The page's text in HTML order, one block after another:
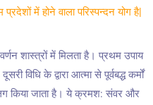
में होने वाला परिस्पन्दन योग है|
शास्त्रों में मिलता है। प्रथम उपाय
विधि के द्वारा आत्मा से पूर्वबद्ध कर्मों
किया जाता है। ये क्रमश: संवर और